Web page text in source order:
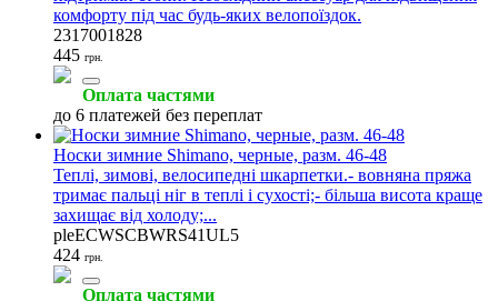
комфорту під час будь-яких велопоїздок.
2317001828
445 грн.
Оплата частями
до 6 платежей без переплат
Носки зимние Shimano, черные, разм. 46-48
Теплі, зимові, велосипедні шкарпетки.- вовняна пряжа
тримає пальці ніг в теплі і сухості;- більша висота краще
захищає від холоду;...
pleECWSCBWRS41UL5
424 грн.
Оплата частями